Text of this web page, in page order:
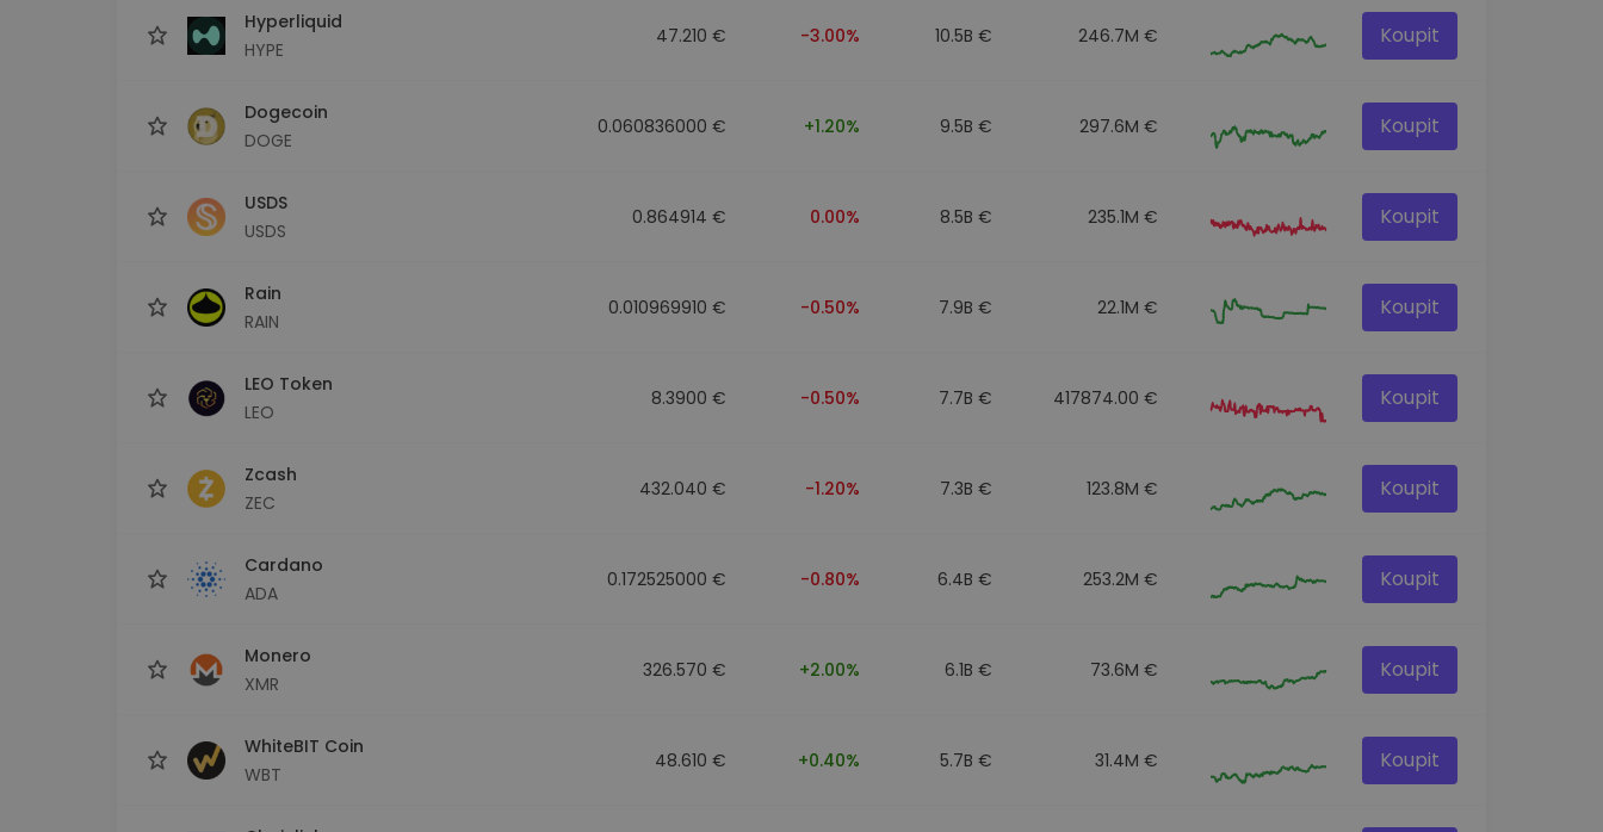
Hyperliquid
HYPE
47.210 € -3.00% 10.5B € 246.7M € Koupit
Dogecoin
DOGE
0.060836000 € +1.20% 9.5B € 297.6M € Koupit
USDS
USDS
0.864914 € 0.00% 8.5B € 235.1M € Koupit
Rain
RAIN
0.010969910 € -0.50% 7.9B € 22.1M € Koupit
LEO Token
LEO
8.3900 € -0.50% 7.7B € 417874.00 € Koupit
Zcash
ZEC
432.040 € -1.20% 7.3B € 123.8M € Koupit
Cardano
ADA
0.172525000 € -0.80% 6.4B € 253.2M € Koupit
Monero
XMR
326.570 € +2.00% 6.1B € 73.6M € Koupit
WhiteBIT Coin
WBT
48.610 € +0.40% 5.7B € 31.4M € Koupit